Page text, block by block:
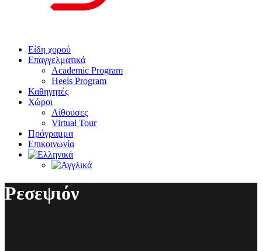
Είδη χορού
Επαγγελματικά
Academic Program
Heels Program
Καθηγητές
Χώροι
Αίθουσες
Virtual Tour
Πρόγραμμα
Επικοινωνία
Ρεσεψιόν